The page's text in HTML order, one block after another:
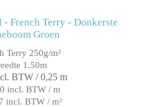
- French Terry - Donkerste
Groen
Terry 250g/m²
1.50m
BTW / 0,25 m
incl. BTW / m
incl. BTW / m²